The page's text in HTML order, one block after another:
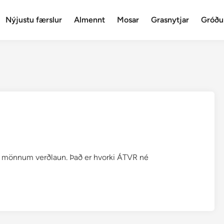
Nýjustu færslur Almennt Mosar Grasnytjar
verðlaun. Það er hvorki ÁTVR né